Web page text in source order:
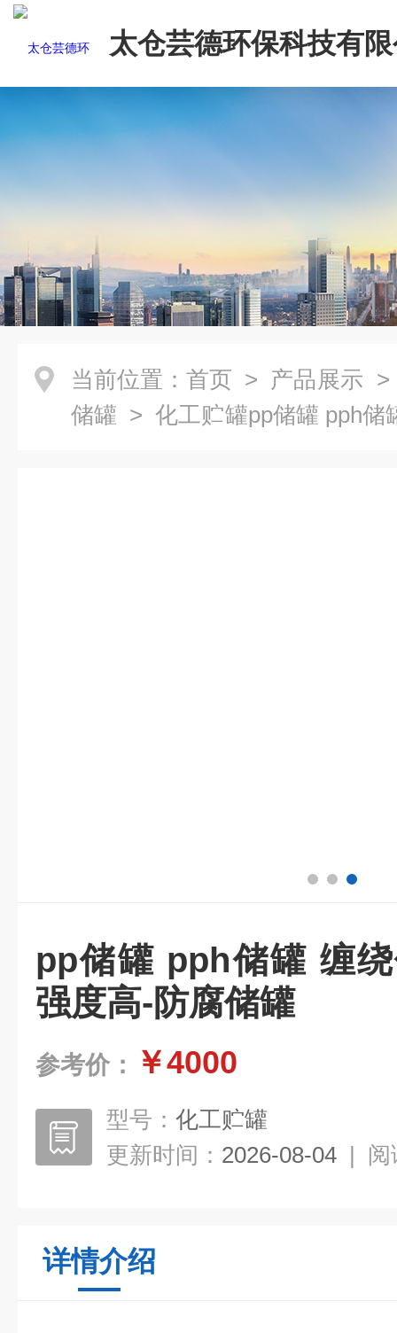
太仓芸德环保科技有
当前位置： 首页 > 产品展示
储罐 > 化工贮罐pp储罐 pph储
pp储罐 pph储罐 缠
强度高-防腐储罐
参考价： ￥4000
型号： 化工贮罐
更新时间： 2026-08-04 | 阅
详情介绍